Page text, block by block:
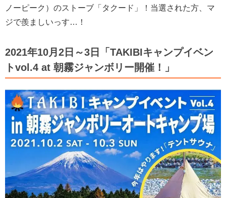
ノーピーク）のストーブ「タクード」！当選された方、マ
ジで羨ましいっす…！
2021年10月2日～3日「TAKIBIキャンプイベン
トvol.4 at 朝霧ジャンボリー開催！」